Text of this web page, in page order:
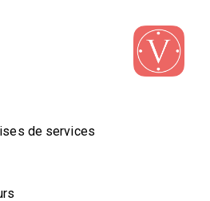
de services